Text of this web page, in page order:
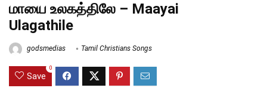
மாயை உலகத்திலே – Maayai
Ulagathile
godsmedias Tamil Christians Songs
Save
0